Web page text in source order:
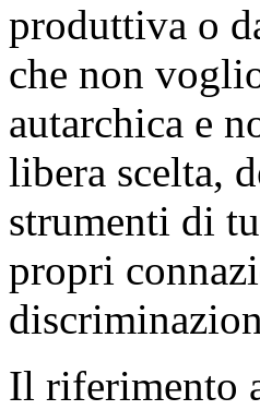
produttiva o
che non
autarchica e
libera scelta,
strumenti di
propri
Il riferimento